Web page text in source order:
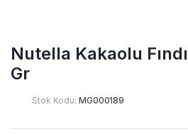
Nutella Kakaolu
Gr
Stok Kodu: MG000189